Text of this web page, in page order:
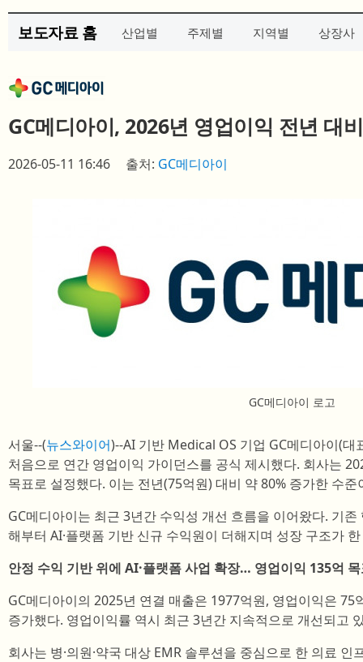
보도자료 홈 산업별 주제별 지역별 상장사
GC메디아이, 2026년 영업이익 전년 대
2026-05-11 16:46 출처: GC메디아이
GC메디아이 로고
서울--(뉴스와이어)--AI 기반 Medical OS 기업 GC메디아이(
처음으로 연간 영업이익 가이던스를 공식 제시했다. 회사는
목표로 설정했다. 이는 전년(75억원) 대비 약 80% 증가한 수준
GC메디아이는 최근 3년간 수익성 개선 흐름을 이어왔다. 기
해부터 AI·플랫폼 기반 신규 수익원이 더해지며 성장 구조가
안정 수익 기반 위에 AI·플랫폼 사업 확장… 영업이익 135억
GC메디아이의 2025년 연결 매출은 1977억원, 영업이익은
증가했다. 영업이익률 역시 최근 3년간 지속적으로 개선되고
회사는 병·의원·약국 대상 EMR 솔루션을 중심으로 한 의료